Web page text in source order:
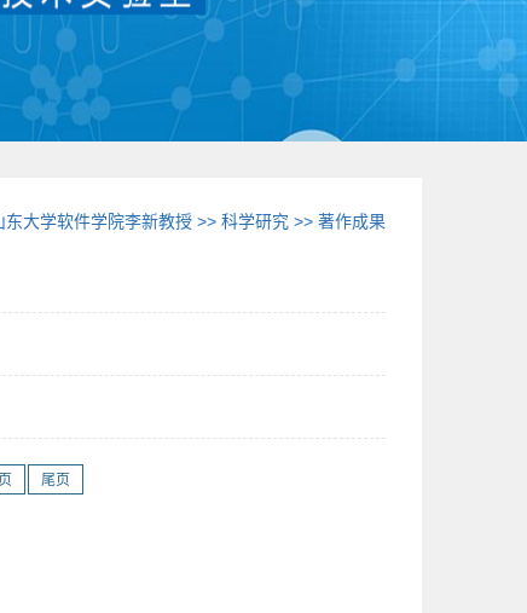
东大学软件学院李新教授 >>科学研究 >>著作成果
尾页